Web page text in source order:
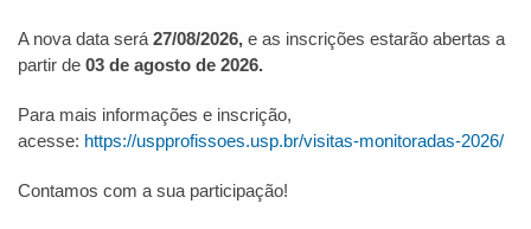
A nova data será 27/08/2026, e as inscrições estarão abertas a
partir de 03 de agosto de 2026.
Para mais informações e inscrição,
acesse: https://uspprofissoes.usp.br/visitas-monitoradas-2026/
Contamos com a sua participação!